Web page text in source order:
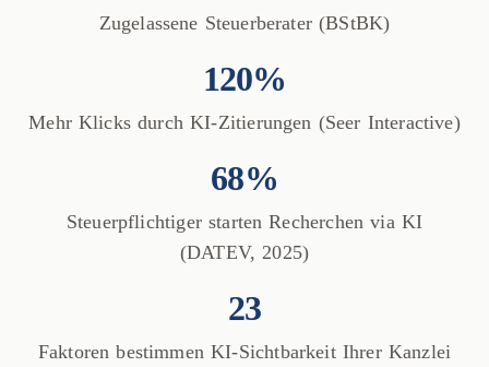
Zugelassene Steuerberater (BStBK)
120%
Mehr Klicks durch KI-Zitierungen (Seer Interactive)
68%
Steuerpflichtiger starten Recherchen via KI
(DATEV, 2025)
23
Faktoren bestimmen KI-Sichtbarkeit Ihrer Kanzlei